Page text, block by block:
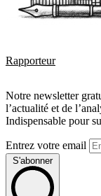
Rapporteur
Notre newsletter
l’actualité et de
Indispensable pour
Entrez votre email
S'abonner